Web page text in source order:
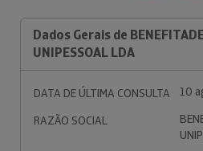
Dados Gerais de
UNIPESSOAL LDA
DATA DE ÚLTIMA CONSULTA
10
RAZÃO SOCIAL